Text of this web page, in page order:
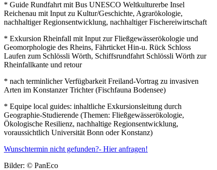
* Guide Rundfahrt mit Bus UNESCO Weltkulturerbe Insel
Reichenau mit Input zu Kultur/Geschichte, Agrarökologie,
nachhaltiger Regionsentwicklung, nachhaltiger Fischereiwirtschaft
* Exkursion Rheinfall mit Input zur Fließgewässerökologie und
Geomorphologie des Rheins, Fährticket Hin-u. Rück Schloss
Laufen zum Schlössli Wörth, Schiffsrundfahrt Schlössli Wörth zur
Rheinfallkante und retour
* nach terminlicher Verfügbarkeit Freiland-Vortrag zu invasiven
Arten im Konstanzer Trichter (Fischfauna Bodensee)
* Equipe local guides: inhaltliche Exkursionsleitung durch
Geographie-Studierende (Themen: Fließgewässerökologie,
Ökologische Resilienz, nachhaltige Regionsentwicklung,
voraussichtlich Universität Bonn oder Konstanz)
Wunschtermin nicht gefunden?- Hier anfragen!
Bilder: © PanEco